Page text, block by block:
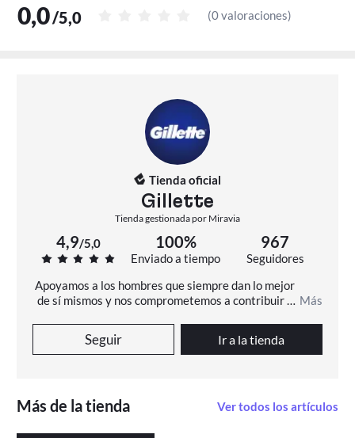
0,0/5,0 (0 valoraciones)
Tienda oficial
Gillette
Tienda gestionada por Miravia
4,9/5,0 100%
Enviado a tiempo
967
Seguidores
Apoyamos a los hombres que siempre dan lo mejor
de sí mismos y nos comprometemos a contribuir a Más
Seguir Ir a la tienda
Más de la tienda Ver todos los artículos